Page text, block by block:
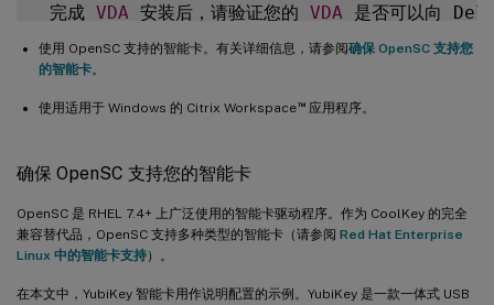
完成 VDA 安装后，请验证您的 VDA
使用 OpenSC 支持的智能卡。有关详细信息，请参阅确保 OpenSC 支持您
的智能卡。
使用适用于 Windows 的 Citrix Workspace™应用程序。
确保 OpenSC 支持您的智能卡
OpenSC 是 RHEL 7.4+ 上广泛使用的智能卡驱动程序。作为 CoolKey 的完全
兼容替代品，OpenSC 支持多种类型的智能卡（请参阅 Red Hat Enterprise
Linux 中的智能卡支持）。
在本文中，YubiKey 智能卡用作说明配置的示例。YubiKey 是一款一体式 USB